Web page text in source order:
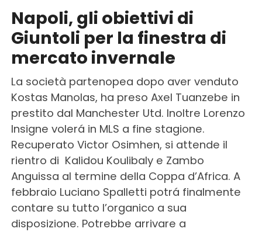
Napoli, gli obiettivi di
Giuntoli per la finestra di
mercato invernale
La società partenopea dopo aver venduto
Kostas Manolas, ha preso Axel Tuanzebe in
prestito dal Manchester Utd. Inoltre Lorenzo
Insigne volerá in MLS a fine stagione.
Recuperato Victor Osimhen, si attende il
rientro di Kalidou Koulibaly e Zambo
Anguissa al termine della Coppa d’Africa. A
febbraio Luciano Spalletti potrá finalmente
contare su tutto l’organico a sua
disposizione. Potrebbe arrivare a